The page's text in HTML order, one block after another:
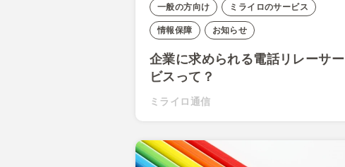
一般の方向け ミライロのサービス
情報保障 お知らせ
企業に求められる電話リレーサー
ビスって？
ミライロ通信